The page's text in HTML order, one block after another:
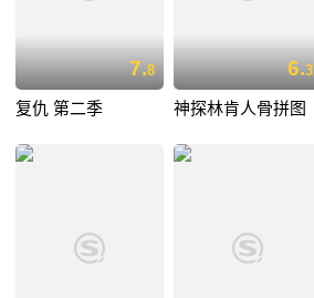
7.8
复仇 第二季
6.3
神探林肯人骨拼图